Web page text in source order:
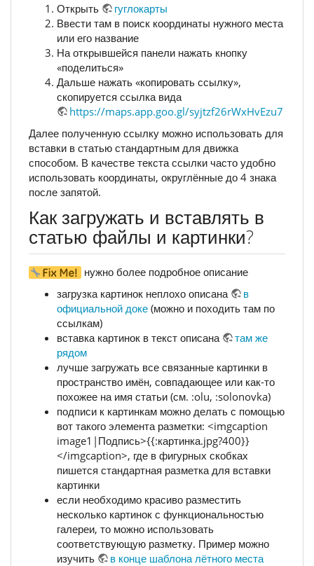
Открыть
гуглокарты
Ввести там в поиск координаты нужного места
или его название
На открывшейся панели нажать кнопку
«поделиться»
Дальше нажать «копировать ссылку»,
скопируется ссылка вида
https://maps.app.goo.gl/syjtzf26rWxHvEzu7
Далее полученную ссылку можно использовать для
вставки в статью стандартным для движка
способом. В качестве текста ссылки часто удобно
использовать координаты, округлённые до 4 знака
после запятой.
Как загружать и вставлять в
статью файлы и картинки?
нужно более подробное описание
загрузка картинок неплохо описана
в
официальной доке (можно и походить там по
ссылкам)
вставка картинок в текст описана
там же
рядом
лучше загружать все связанные картинки в
пространство имён, совпадающее или как-то
похожее на имя статьи (см. :olu, :solonovka)
подписи к картинкам можно делать с помощью
вот такого элемента разметки: <imgcaption
image1|Подпись>{{:картинка.jpg?400}}
</imgcaption>, где в фигурных скобках
пишется стандартная разметка для вставки
картинки
если необходимо красиво разместить
несколько картинок с функциональностью
галереи, то можно использовать
соответствующую разметку. Пример можно
изучить
в конце шаблона лётного места